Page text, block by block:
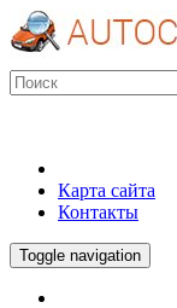
Карта сайта
Контакты
Toggle navigation